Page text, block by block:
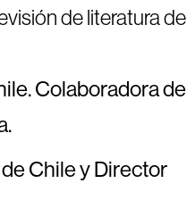
de literatura de
Colaboradora de
Chile y Director